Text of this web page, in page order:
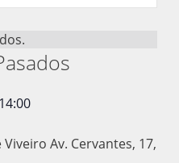
14:00
Viveiro Av. Cervantes, 17,